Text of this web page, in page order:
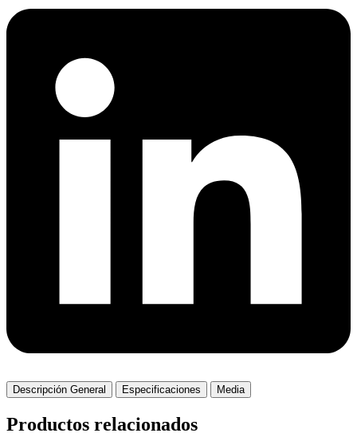
Descripción General Especificaciones Media
Productos relacionados